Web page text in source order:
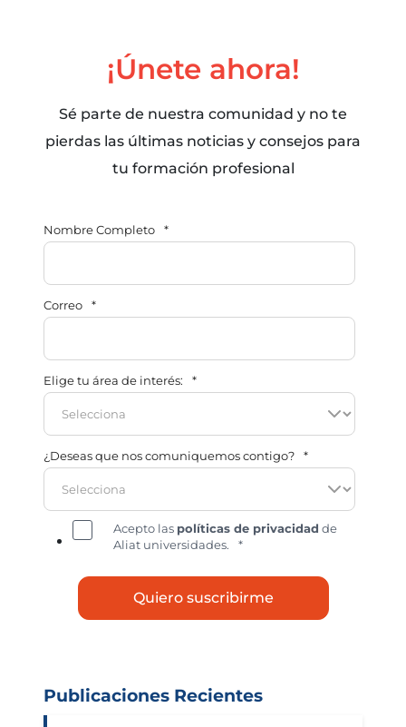
¡Únete ahora!
Sé parte de nuestra comunidad y no te
pierdas las últimas noticias y consejos para
tu formación profesional
Nombre Completo *
Correo *
Elige tu área de interés: *
¿Deseas que nos comuniquemos contigo? *
Acepto las políticas de privacidad de
Aliat universidades.
*
Publicaciones Recientes